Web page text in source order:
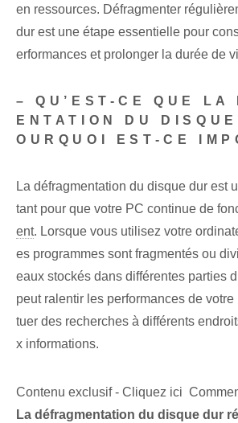
en ressources. Défragmenter
dur est une étape essentielle pour
erformances et prolonger la durée de
– QU’EST-CE QUE LA
ENTATION DU
OURQUOI EST-CE
La défragmentation du disque dur est
tant pour que votre PC continue de
ent. Lorsque vous utilisez votre
es programmes sont fragmentés ou
eaux stockés dans différentes parties
peut ralentir les performances de
tuer des recherches à différents
x informations.
Contenu exclusif - Cliquez ici
La défragmentation du disque dur